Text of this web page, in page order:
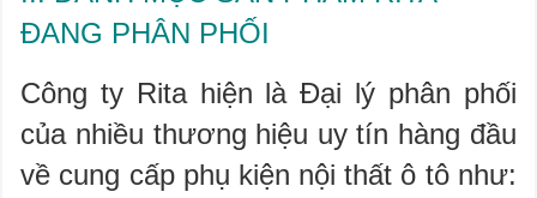
ĐANG PHÂN PHỐI
Công ty Rita hiện là Đại lý phân phối
của nhiều thương hiệu uy tín hàng đầu
về cung cấp phụ kiện nội thất ô tô như: